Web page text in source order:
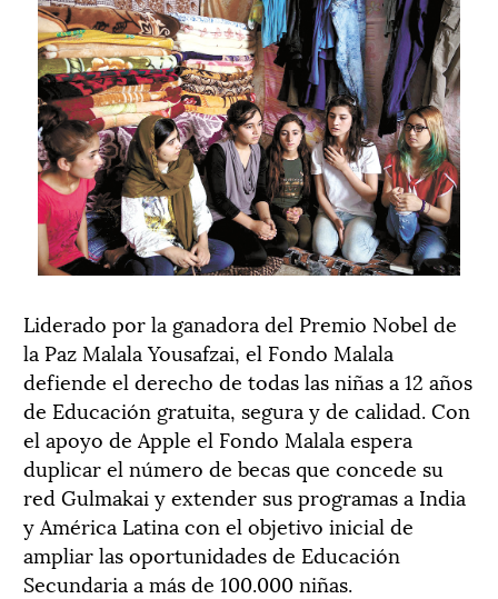
Liderado por la ganadora del Premio Nobel de
la Paz Malala Yousafzai, el Fondo Malala
defiende el derecho de todas las niñas a 12 años
de Educación gratuita, segura y de calidad. Con
el apoyo de Apple el Fondo Malala espera
duplicar el número de becas que concede su
red Gulmakai y extender sus programas a India
y América Latina con el objetivo inicial de
ampliar las oportunidades de Educación
Secundaria a más de 100.000 niñas.